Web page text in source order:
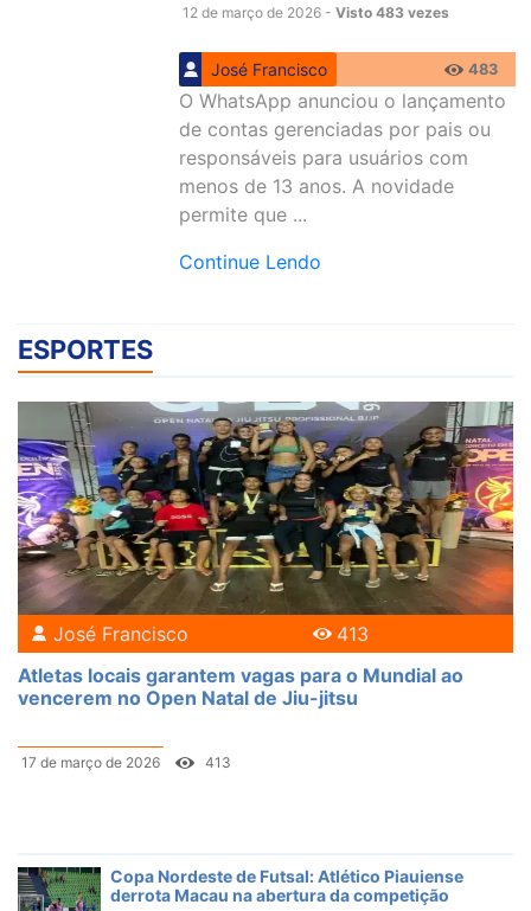
12 de março de 2026 -Visto 483 vezes
José Francisco 483
O WhatsApp anunciou o lançamento
de contas gerenciadas por pais ou
responsáveis para usuários com
menos de 13 anos. A novidade
permite que ...
Continue Lendo
ESPORTES
José Francisco
413
Atletas locais garantem vagas para o Mundial ao
vencerem no Open Natal de Jiu-jitsu
17 de março de 2026 413
Copa Nordeste de Futsal: Atlético Piauiense
derrota Macau na abertura da competição